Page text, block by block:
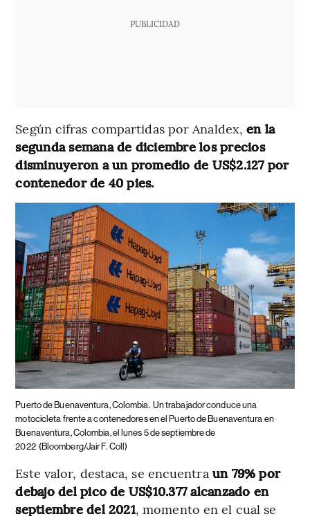
PUBLICIDAD
Según cifras compartidas por Analdex,en la
segunda semana de diciembre los precios
disminuyeron a un promedio de US$2.127 por
contenedor de 40 pies.
Puerto de Buenaventura, Colombia. Un trabajador conduce una
motocicleta frente a contenedores en el Puerto de Buenaventura en
Buenaventura, Colombia, el lunes 5 de septiembre de
2022 (Bloomberg/Jair F. Coll)
Este valor, destaca, se encuentra un 79% por
debajo del pico de US$10.377 alcanzado en
septiembre del 2021, momento en el cual se